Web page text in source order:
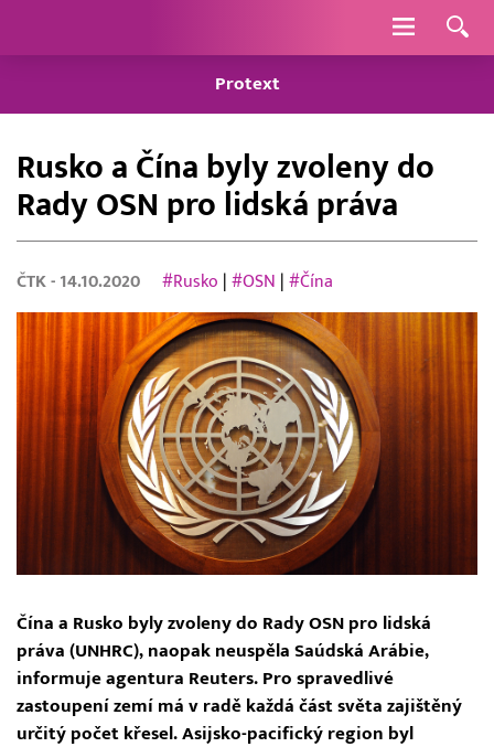
Navigace
Protext
Rusko a Čína byly zvoleny do
Rady OSN pro lidská práva
ČTK - 14.10.2020 #Rusko |#OSN |#Čína
Čína a Rusko byly zvoleny do Rady OSN pro lidská
práva (UNHRC), naopak neuspěla Saúdská Arábie,
informuje agentura Reuters. Pro spravedlivé
zastoupení zemí má v radě každá část světa zajištěný
určitý počet křesel. Asijsko-pacifický region byl